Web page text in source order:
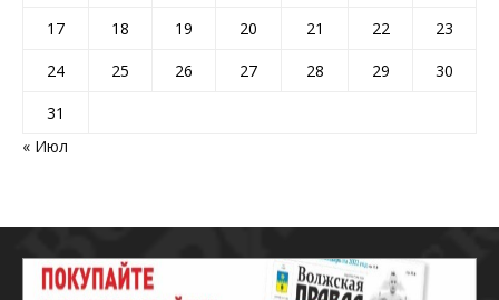
17
18 19 20 21 22
23
24
25 26 27 28 29
30
31
« Июл